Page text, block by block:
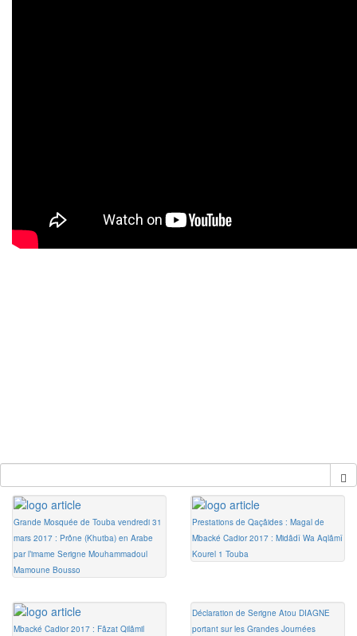
Grande Mosquée de Touba vendredi 31
mars 2017 : Prône (Khutba) en Arabe
par l’imame Serigne Mouhammadoul
Mamoune Bousso
Prestations de Qaçâides : Magal de
Mbacké Cadior 2017 : Midâdî Wa Aqlâmî
Kourel 1 Touba
Mbacké Cadior 2017 : Fâzat Qilâmil
Déclaration de Serigne Atou DIAGNE
portant sur les Grandes Journées